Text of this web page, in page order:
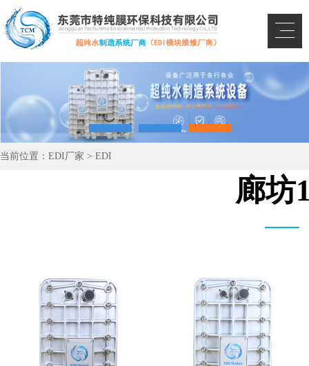
当前位置： EDI厂家 > EDI
廊坊